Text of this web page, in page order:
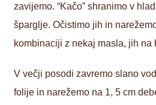
zavijemo. “Kačo” shranimo v
šparglje. Očistimo jih in
kombinaciji z nekaj masla, jih
V večji posodi zavremo slano
folije in narežemo na 1, 5 cm